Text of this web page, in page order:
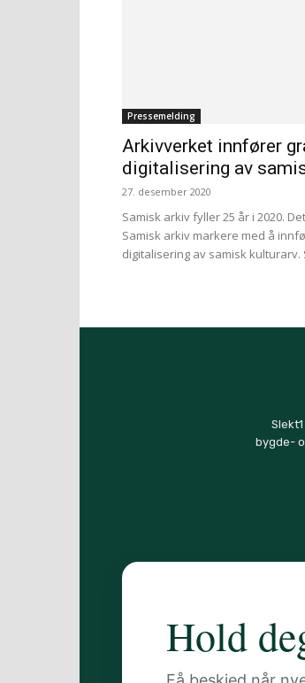
Pressemelding
Arkivverket innfører
digitalisering av
27. desember 2020
Samisk arkiv fyller 25 år i 2020.
Samisk arkiv markere med å
digitalisering av samisk kulturarv.
bygde-
Hold